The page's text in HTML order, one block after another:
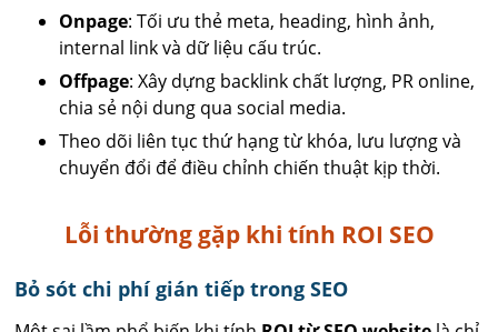
Onpage: Tối ưu thẻ meta, heading, hình ảnh,
internal link và dữ liệu cấu trúc.
Offpage: Xây dựng backlink chất lượng, PR online,
chia sẻ nội dung qua social media.
Theo dõi liên tục thứ hạng từ khóa, lưu lượng và
chuyển đổi để điều chỉnh chiến thuật kịp thời.
Lỗi thường gặp khi tính ROI SEO
Bỏ sót chi phí gián tiếp trong SEO